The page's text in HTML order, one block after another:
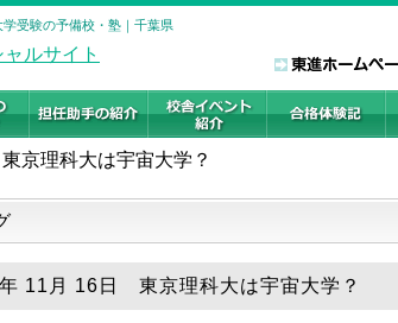
受験の予備校・塾｜千葉県
東京理科大は宇宙大学？
11月 16日 東京理科大は宇宙大学？